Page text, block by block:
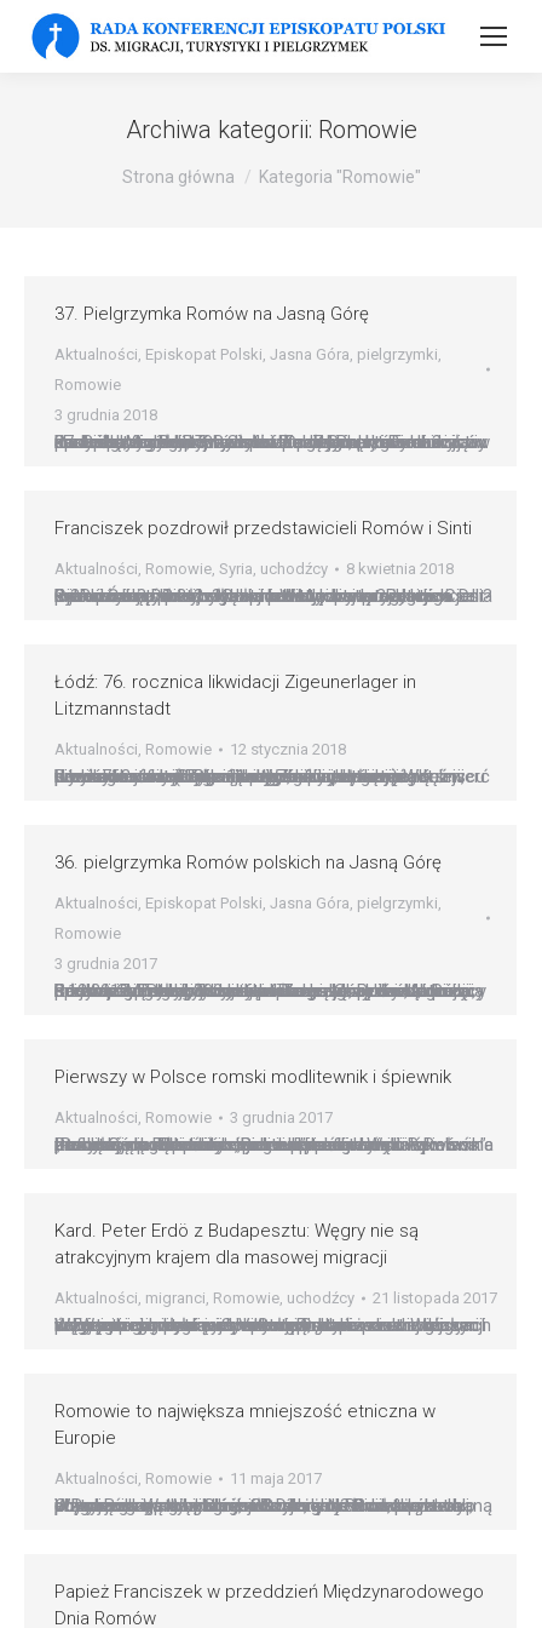
Archiwa kategorii: Romowie
Strona główna Kategoria "Romowie"
37. Pielgrzymka Romów na Jasną Górę
Aktualności, Episkopat Polski, Jasna Góra, pielgrzymki,
Romowie
3 grudnia 2018
37. Pielgrzymka Romów na Jasną Górę zgromadziła w niedzielę, 2 grudnia, Romów z całej Polski. Eucharystii przewodniczył bp Krzysztof Zadarko, przewodniczący Rady ds. Migracji, Turystyki i Pielgrzymek, a koncelebrował ks. Stanisław Opocki, krajowy duszpasterz Romów. Słowa powitania w imieniu ojców i braci paulinów wypowiedział o. Zygmunt Bola. ?Jesteśmy adwentowym potomstwem, które dzisiaj w sposób szczególny zebrało…
Franciszek pozdrowił przedstawicieli Romów i Sinti
Aktualności, Romowie, Syria, uchodźcy 8 kwietnia 2018
Ojciec Święty wezwał do modlitwy za syryjskich uchodźców i do szerzenia kultury spotkania, która jest ? jak podkreślił ? drogą do prawdziwej integracji. Franciszek mówił o tym przed modlitwą ?Regina Caeli? pozdrawiając przybyłych do Watykanu przedstawicieli Romów oraz Sinti, z okazji ich Międzynarodowego Dnia – ?Roman? Dives?. ?Członkom tych starożytnych ludów życzę pokoju i braterstwa…
Łódź: 76. rocznica likwidacji Zigeunerlager in
Litzmannstadt
Aktualności, Romowie 12 stycznia 2018
Łódź: 76. rocznica likwidacji Zigeunerlager in Litzmannstadt (obóz dla cyganów w Łodzi) W miejscu dawnego obozu cygańskiego, który był częścią Litzmannstadt-Getto 11 stycznia upamiętniono śmierć Romów ? ofiar okupacji niemieckiej, którzy zginęli w wyniku likwidacji Zigeunerlager in Litzmannstadt. Uroczystości odbyły się przy budynku dawnej Kuźni, przy której znajduje się tablica upamiętniająca pomordowanych Romów. W Kuźni…
36. pielgrzymka Romów polskich na Jasną Górę
Aktualności, Episkopat Polski, Jasna Góra, pielgrzymki,
Romowie
3 grudnia 2017
Romowie pielgrzymowali na Jasną Górę Jasna Góra: 3.12.2017. Tradycyjnie już w pierwszą niedzielę grudnia do jasnogórskiego sanktuarium pielgrzymowali polscy Romowie. Ponad 300 osobowa grupa Romów, dzieci, młodzieży i dorosłych, modliła sie w kaplicy Matki Boskiej Częstochowskiej podczas Mszy św., której przewodniczył bp Krzysztof Zadarko, przewodniczący Rady ds. Migracji, Turystyki i Pielgrzymek Konferencji Episkopatu Polski. Homilię…
Pierwszy w Polsce romski modlitewnik i śpiewnik
Aktualności, Romowie 3 grudnia 2017
Romowie w Polsce otrzymali polsko-romski modlitewnik i śpiewnik „Romski modlitewnik i śpiewnik” trafi dziś do rąk pierwszych odbiorców Wydany właśnie „Romski modlitewnik i śpiewnik” trafi dziś do rąk pierwszych odbiorców. Pionierskie wydawnictwo otrzymają uczestnicy dorocznej pielgrzymki Romów na Jasną Górę. Tak obszernego opracowania zawierającego teksty modlitw i pieśni dotąd w Polsce nie było – podkreślił…
Kard. Peter Erdö z Budapesztu: Węgry nie są
atrakcyjnym krajem dla masowej migracji
Aktualności, migranci, Romowie, uchodźcy 21 listopada 2017
Węgry nie są atrakcyjnym krajem dla masowej migracji W ostatnich miesiącach postępowanie z uchodźcami na Węgrzech było wielokrotnie krytykowane. W całym świecie pojawiły się obrazy ogrodzeń z drutu kolczastego na granicy z Serbią, a także ostre głosy węgierskiego premiera Viktora Orbana przeciwko przyjęciu migrantów. Spotkało się to w wielu miejscach w Europie z niezrozumieniem. Biskupi…
Romowie to największa mniejszość etniczna w
Europie
Aktualności, Romowie 11 maja 2017
O Romach na Węgrzech ?Szansą dla Romów jest przede wszystkim Chrystus. Jeżeli człowiek pozwoli, aby w jego sercu zagościła Dobra Nowina, to wtedy odkryje swoją godność, odkryje, że jest osobą kochaną przez Boga, przez Niego stworzoną? ? uważa biskup pomocniczy archidiecezji Esztergom-Budapeszt na Węgrzech. W wywiadzie udzielonym Radiu Watykańskiemu bp János Székely omówił także obecną…
Papież Franciszek w przeddzień Międzynarodowego
Dnia Romów